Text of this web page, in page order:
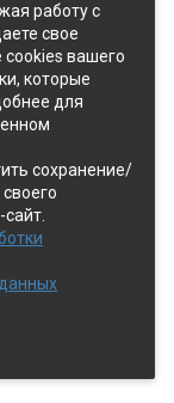
работу с
свое
cookies вашего
которые
для
сохранение/